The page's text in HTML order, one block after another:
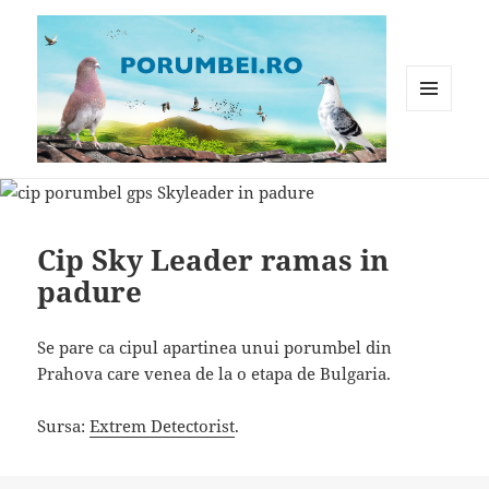
Porumbei.ro
Cip Sky Leader ramas in
padure
Se pare ca cipul apartinea unui porumbel din
Prahova care venea de la o etapa de Bulgaria.
Sursa:Extrem Detectorist.